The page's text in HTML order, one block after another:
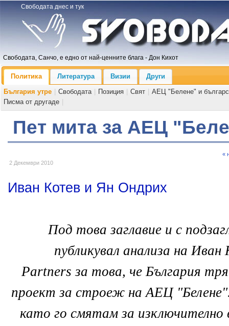
Свободата днес и тук
Свободата, Санчо, е едно от най-ценните блага - Дон Кихот
Политика Литература Визии
Други
България утре
Свободата Позиция Свят
АЕЦ "Белене" и
Писма от другаде
Пет мита за АЕЦ
2 Декември 2010
«
Иван Котев и Ян Ондрих
Под това заглавие и с
публикувал анализа на
Partners за това, че България
проект за строеж на АЕЦ
като го смятам за